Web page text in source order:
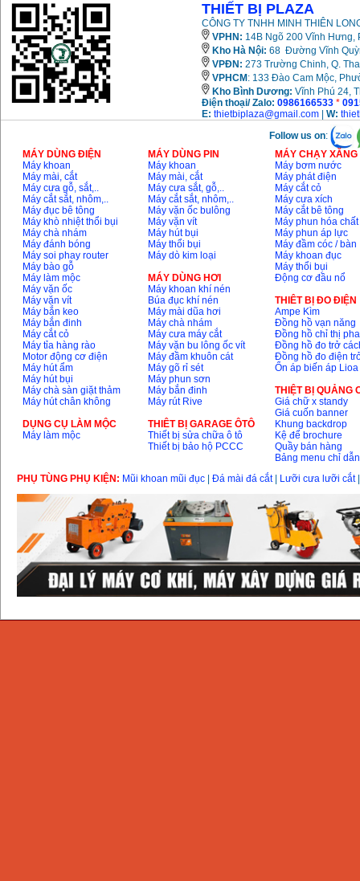
THIẾT BỊ PLAZA
CÔNG TY TNHH MINH THIÊN
VPHN: 14B Ngõ 200 Vĩnh Hưng,
Kho Hà Nội: 68 Đường Vĩnh
VPĐN: 273 Trường Chinh, Q.
VPHCM : 133 Đào Cam Mộc,
Kho Bình Dương: Vĩnh Phú 24,
Điện thoại/ Zalo: 0986166533 *
E: thietbiplaza@gmail.com W:
Follow us on:
MÁY DÙNG ĐIỆN
Máy khoan
Máy mài, cắt
Máy cưa gỗ, sắt,..
Máy cắt sắt, nhôm,..
Máy đục bê tông
Máy khò nhiệt thổi bụi
Máy chà nhám
Máy đánh bóng
Máy soi phay router
Máy bào gỗ
Máy làm mộc
Máy vặn ốc
Máy vặn vít
Máy bắn keo
Máy bắn đinh
Máy cắt cỏ
Máy tỉa hàng rào
Motor động cơ điện
Máy hút ẩm
Máy hút bụi
Máy chà sàn giặt thảm
Máy hút chân không
DỤNG CỤ LÀM MỘC
Máy làm mộc
MÁY DÙNG PIN
Máy khoan
Máy mài, cắt
Máy cưa sắt, gỗ,..
Máy cắt sắt, nhôm,..
Máy vặn ốc bulông
Máy vặn vít
Máy hút bụi
Máy thổi bụi
Máy dò kim loại
MÁY DÙNG HƠI
Máy khoan khí nén
Búa đục khí nén
Máy mài dũa hơi
Máy chà nhám
Máy cưa máy cắt
Máy vặn bu lông ốc vít
Máy đầm khuôn cát
Máy gõ rỉ sét
Máy phun sơn
Máy bắn đinh
Máy rút Rive
THIÊT BỊ GARAGE ÔTÔ
Thiết bị sửa chữa ô tô
Thiết bị bảo hộ PCCC
MÁY CHẠY
Máy bơm nước
Máy phát điện
Máy cắt cỏ
Máy cưa xích
Máy cắt bê tông
Máy phun hóa chất
Máy phun áp lực
Máy đầm cóc / bàn
Máy khoan đục
Máy thổi bụi
Động cơ đầu nổ
THIÊT BỊ ĐO ĐIỆN
Ampe Kìm
Đồng hồ vạn năng
Đồng hồ chỉ thị pha
Đồng hồ đo trở
Đồng hồ đo điện
Ổn áp biến áp Lioa
THIỆT BỊ QUẢNG
Giá chữ x standy
Giá cuốn banner
Khung backdrop
Kệ để brochure
Quầy bán hàng
Bảng menu chỉ dẫn
PHỤ TÙNG PHỤ KIỆN: Mũi khoan mũi đục Đá mài đá cắt| Lưỡi cưa lưỡi cắt